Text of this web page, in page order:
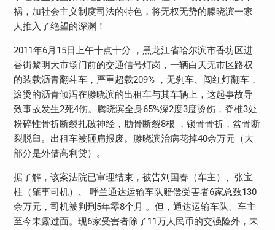
祸，加社会主义制度司法的特色，将无权无势的滕晓滨一家
人推入了绝望的深渊！
2011年6月15日上午十点十分 ，黑龙江省哈尔滨市香坊区进
香街黎明大市场门前的交通信号灯岗，一辆白天无市区路权
的装载沥青翻斗车，严重超载209% ，无刹车、闯红灯翻车，
滚烫的沥青倾泻在滕晓滨的出租车与其车辆上，这起事故导
致事故发生2死4伤。腾晓滨全身65%深2度3度烫伤，脊椎3处
粉碎性骨折断裂扎破神经，肋骨断裂8根 ，锁骨骨折，盆骨断
裂脱臼。出租车被砸扁报废。滕晓滨治病花掉40余万元（大
部分是外借高利贷）。
据了解，该案法院已审理结束，被告刘国春（车主）、张宝
柱（肇事司机）、 呼兰通达运输车队赔偿受害者6家总数130
余万元，司机被判刑5年零8个月 。但，通达运输车队、车主
至今未露过面。现6家受害者除了11万人民币的交强险外，未